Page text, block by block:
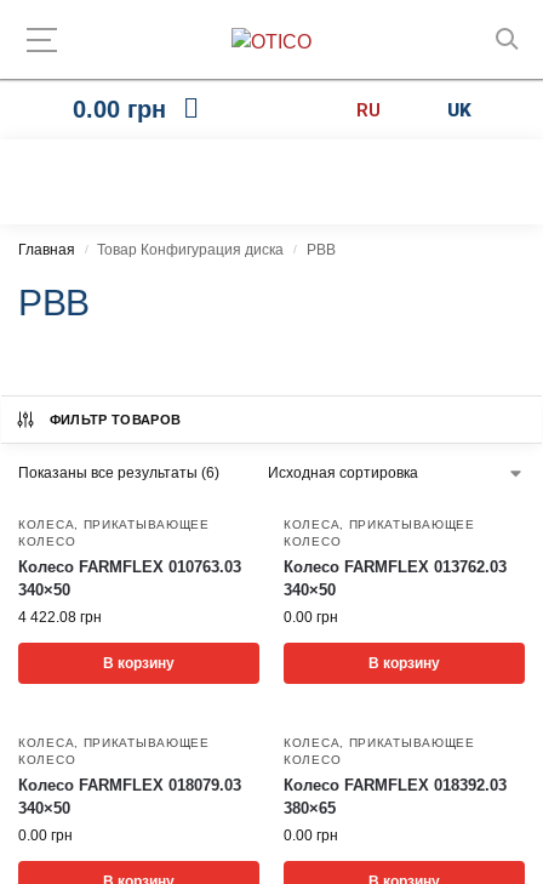
0.00 грн RU UK
Главная / Товар Конфигурация диска / PBB
PBB
ФИЛЬТР ТОВАРОВ
Показаны все результаты (6)
КОЛЕСА
ПРИКАТЫВАЮЩЕЕ
КОЛЕСО
Колесо FARMFLEX 010763.03
340×50
4 422.08 грн
В корзину
КОЛЕСА
ПРИКАТЫВАЮЩЕЕ
КОЛЕСО
Колесо FARMFLEX 013762.03
340×50
0.00 грн
В корзину
КОЛЕСА
ПРИКАТЫВАЮЩЕЕ
КОЛЕСО
Колесо FARMFLEX 018079.03
340×50
0.00 грн
КОЛЕСА
ПРИКАТЫВАЮЩЕЕ
КОЛЕСО
Колесо FARMFLEX 018392.03
380×65
0.00 грн